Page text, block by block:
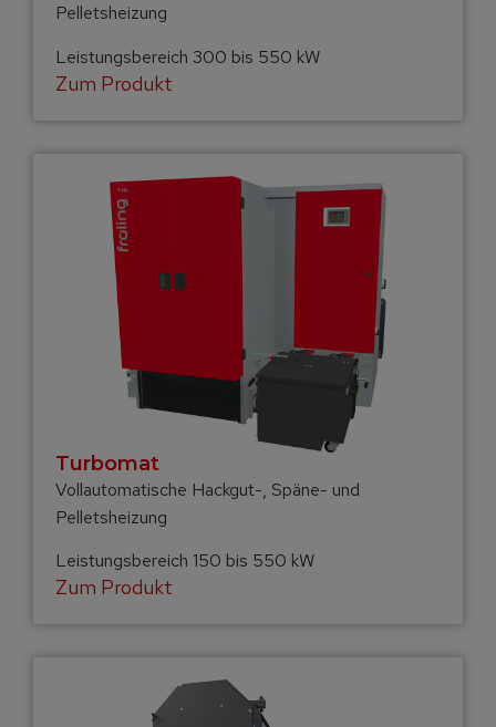
Pelletsheizung
Leistungsbereich 300 bis 550 kW
Zum Produkt
Turbomat
Vollautomatische Hackgut-, Späne- und
Pelletsheizung
Leistungsbereich 150 bis 550 kW
Zum Produkt